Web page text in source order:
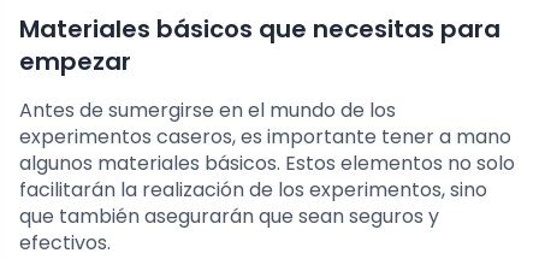
Materiales básicos que necesitas para
empezar
Antes de sumergirse en el mundo de los
experimentos caseros, es importante tener a mano
algunos materiales básicos. Estos elementos no solo
facilitarán la realización de los experimentos, sino
que también asegurarán que sean seguros y
efectivos.